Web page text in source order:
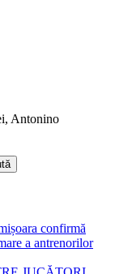
Antonino
confirmă
a antrenorilor